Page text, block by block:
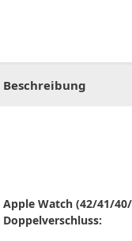
Beschreibung
Apple Watch (42/41/
Doppelverschluss: